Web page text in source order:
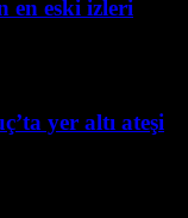
en eski izleri
yer altı ateşi